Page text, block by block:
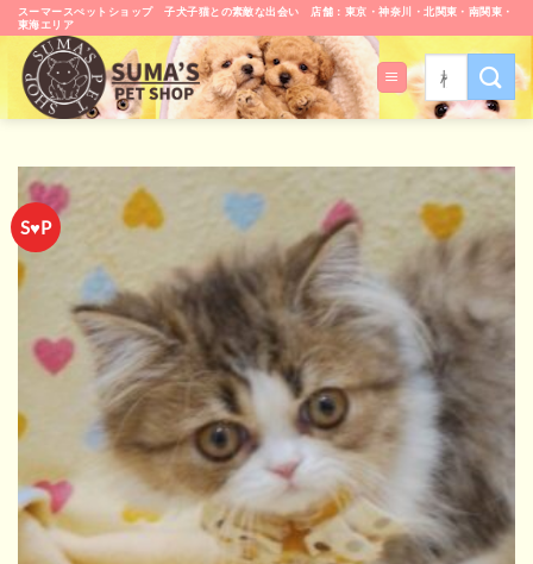
Skip
to
content
スーマースぺットショップ 子犬子猫との素敵な出会い 店舗：東京・神奈川・北関東・南関東・
東海エリア
検
索
対
象:
S♥P